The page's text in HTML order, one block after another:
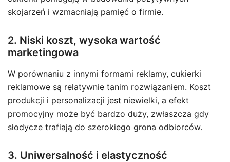
skojarzeń i wzmacniają pamięć o firmie.
2. Niski koszt, wysoka wartość
marketingowa
W porównaniu z innymi formami reklamy, cukierki
reklamowe są relatywnie tanim rozwiązaniem. Koszt
produkcji i personalizacji jest niewielki, a efekt
promocyjny może być bardzo duży, zwłaszcza gdy
słodycze trafiają do szerokiego grona odbiorców.
3. Uniwersalność i elastyczność